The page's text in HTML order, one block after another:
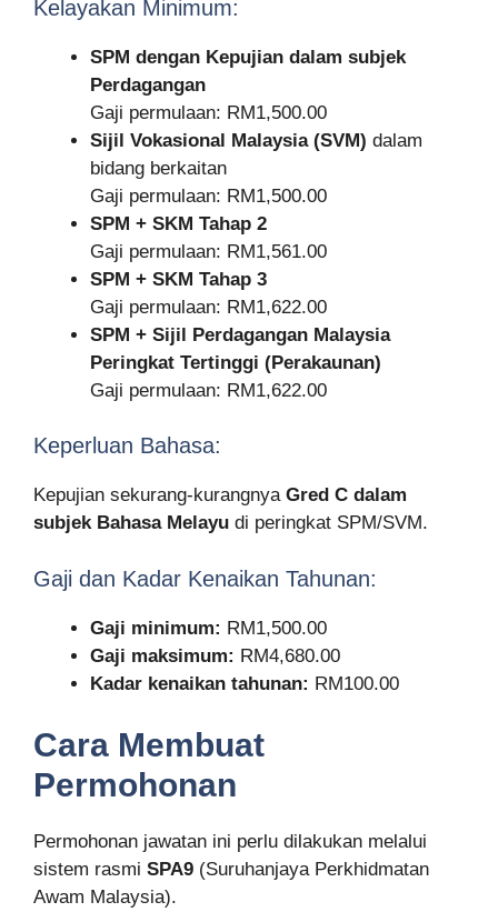
Kelayakan Minimum:
SPM dengan Kepujian dalam subjek
Perdagangan
Gaji permulaan: RM1,500.00
Sijil Vokasional Malaysia (SVM) dalam
bidang berkaitan
Gaji permulaan: RM1,500.00
SPM + SKM Tahap 2
Gaji permulaan: RM1,561.00
SPM + SKM Tahap 3
Gaji permulaan: RM1,622.00
SPM + Sijil Perdagangan Malaysia
Peringkat Tertinggi (Perakaunan)
Gaji permulaan: RM1,622.00
Keperluan Bahasa:
Kepujian sekurang-kurangnya Gred C dalam
subjek Bahasa Melayu di peringkat SPM/SVM.
Gaji dan Kadar Kenaikan Tahunan:
Gaji minimum: RM1,500.00
Gaji maksimum: RM4,680.00
Kadar kenaikan tahunan: RM100.00
Cara Membuat
Permohonan
Permohonan jawatan ini perlu dilakukan melalui
sistem rasmi SPA9 (Suruhanjaya Perkhidmatan
Awam Malaysia).